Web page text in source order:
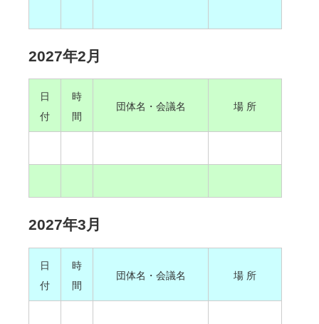
2027年2月
日
付
時
間
団体名・会議名 場 所
2027年3月
日
付
時
間
団体名・会議名 場 所